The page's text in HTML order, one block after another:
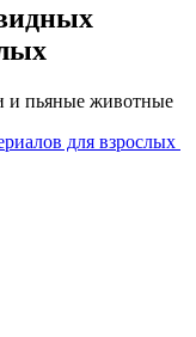
и пьяные животные
для взрослых